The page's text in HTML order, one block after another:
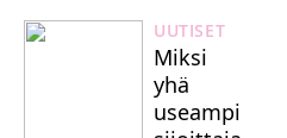
UUTISET
Miksi
yhä
useampi